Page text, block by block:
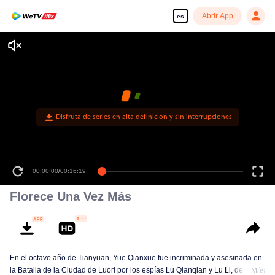
es Abrir App
Disfruta de series en alta definición y sin interrupciones
00:00:00/00:16:19
Florece Una Vez Más
En el octavo año de Tianyuan, Yue Qianxue fue incriminada y asesinada en
la Batalla de la Ciudad de Luori por los espías Lu Qianqian y Lu Li, del reino
Más